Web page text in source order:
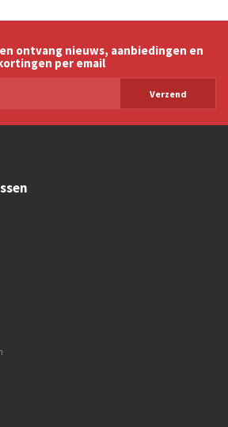
ontvang nieuws, aanbiedingen en
per email
Verzend